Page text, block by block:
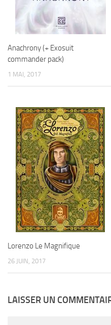
Anachrony (+ Exosuit
commander pack)
1 MAI, 2017
Lorenzo Le Magnifique
26 JUIN, 2017
LAISSER UN